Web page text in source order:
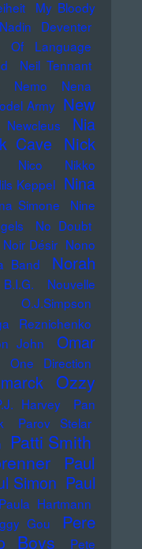
My Bloody
Nadin Deventer
Of Language
Neil Tennant
Nemo
Nena
Army New
Newcleus
Nia
Cave
Nick
Nico
Nikko
Keppel Nina
Simone
Nine
No Doubt
Noir Désir Nono
Band
Norah
Nouvelle
O.J.Simpson
Reznichenko
John
Omar
One Direction
Ozzy
Harvey
Pan
Parov Stelar
Patti Smith
Paul
Simon Paul
Paula Hartmann
Gou
Pere
Boys
Pete